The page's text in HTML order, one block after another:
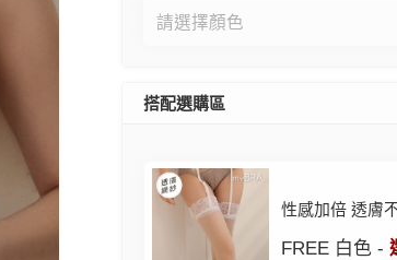
搭配選購區
性感加倍 透膚
FREE 白色 -